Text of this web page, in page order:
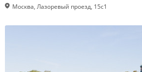
Москва, Лазоревый проезд, 15с1